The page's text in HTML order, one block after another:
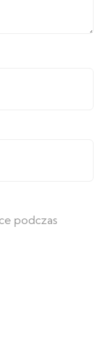
podczas